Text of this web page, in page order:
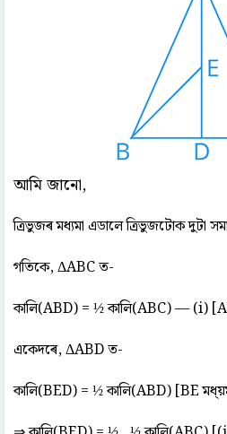
আমি জানো,
ত্ৰিভুজৰ মধ্যমা এডালে ত্ৰিভুজটোক দুটা
গতিকে, ΔABC ত-
কালি(ABD) = ½ কালি(ABC) — (i)
একেদৰে, ΔABD ত-
কালি(BED) = ½ কালি(ABD) [BE